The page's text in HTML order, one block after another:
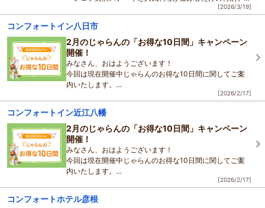
春休みからゴールデンウィークまでの期間限定で「春のご
ちそうビュッフェ」を開催いたします。
[2026/3/19]
コンフォートイン八日市
2月のじゃらんの「お得な10日間」キャンペーン
開催！
みなさん、おはようございます！
今回は現在開催中じゃらんのお得な10日間に関してご案
内いたします。
ンペーンが開催中です。
当ホテルでも、通常のプラン
[2026/2/17]
コンフォートイン近江八幡
2月のじゃらんの「お得な10日間」キャンペーン
開催！
みなさん、おはようございます！
今回は現在開催中じゃらんのお得な10日間に関してご案
内いたします。
ンペーンが開催中です。
[2026/2/17]
コンフォートホテル彦根